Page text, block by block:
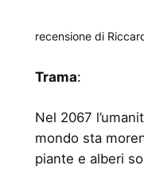
recensione di
Trama:
Nel 2067
mondo sta
piante e alberi